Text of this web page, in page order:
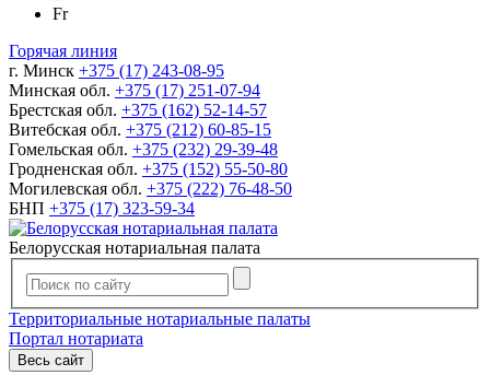
Fr
Горячая линия
г. Минск +375 (17) 243-08-95
Минская обл. +375 (17) 251-07-94
Брестская обл. +375 (162) 52-14-57
Витебская обл. +375 (212) 60-85-15
Гомельская обл. +375 (232) 29-39-48
Гродненская обл. +375 (152) 55-50-80
Могилевская обл. +375 (222) 76-48-50
БНП +375 (17) 323-59-34
Белорусская нотариальная палата
Территориальные нотариальные палаты
Портал нотариата
Весь сайт